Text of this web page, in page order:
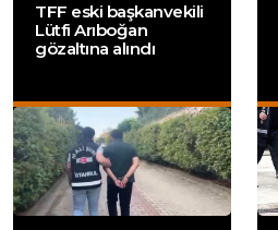
TFF eski başkanvekili
Lütfi Arıboğan
gözaltına alındı